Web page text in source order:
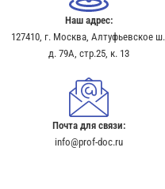
Наш адрес:
127410, г. Москва, Алтуфьевское ш.,
д. 79А, стр.25, к. 13​
Почта для связи:
info@prof-doc.ru